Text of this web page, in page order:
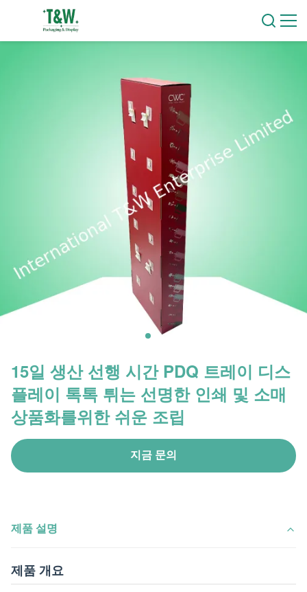
15일 생산 선행 시간 PDQ 트레이 디스
플레이 톡톡 튀는 선명한 인쇄 및 소매
상품화를위한 쉬운 조립
지금 문의
제품 설명
제품 개요